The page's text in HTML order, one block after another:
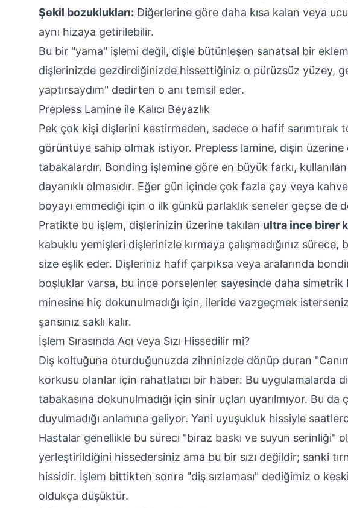
Şekil bozuklukları: Diğerlerine göre daha kısa kalan veya
aynı hizaya getirilebilir.
Bu bir "yama" işlemi değil, dişle bütünleşen sanatsal bir
dişlerinizde gezdirdiğinizde hissettiğiniz o pürüzsüz yüzey,
yaptırsaydım" dedirten o anı temsil eder.
Prepless Lamine ile Kalıcı Beyazlık
Pek çok kişi dişlerini kestirmeden, sadece o hafif sarımtırak
görüntüye sahip olmak istiyor. Prepless lamine, dişin
tabakalardır. Bonding işlemine göre en büyük farkı,
dayanıklı olmasıdır. Eğer gün içinde çok fazla çay veya
boyayı emmediği için o ilk günkü parlaklık seneler geçse de
Pratikte bu işlem, dişlerinizin üzerine takılan ultra ince birer
kabuklu yemişleri dişlerinizle kırmaya çalışmadığınız sürece,
size eşlik eder. Dişleriniz hafif çarpıksa veya aralarında
boşluklar varsa, bu ince porselenler sayesinde daha
minesine hiç dokunulmadığı için, ileride vazgeçmek
şansınız saklı kalır.
İşlem Sırasında Acı veya Sızı Hissedilir mi?
Diş koltuğuna oturduğunuzda zihninizde dönüp duran
korkusu olanlar için rahatlatıcı bir haber: Bu uygulamalarda
tabakasına dokunulmadığı için sinir uçları uyarılmıyor. Bu
duyulmadığı anlamına geliyor. Yani uyuşukluk hissiyle
Hastalar genellikle bu süreci "biraz baskı ve suyun serinliği"
yerleştirildiğini hissedersiniz ama bu bir sızı değildir; sanki
hissidir. İşlem bittikten sonra "diş sızlaması" dediğimiz o
oldukça düşüktür.